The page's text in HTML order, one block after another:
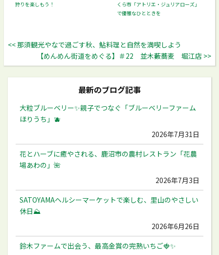
狩りを楽しもう！
くら市「アトリエ・ジュリアローズ」
で優雅なひとときを
<< 那須観光やなで過ごす秋、鮎料理と自然を満喫しよう
【めんめん街道をめぐる】＃22 並木藪蕎麦 堀江店 >>
最新のブログ記事
大粒ブルーベリー✨️親子でつなぐ「ブルーベリーファーム
ほりうち」🫐
2026年7月31日
花とハーブに癒やされる、鹿沼市の農村レストラン「花農
場あわの」🌺
2026年7月3日
SATOYAMAヘルシーマーケットで楽しむ、里山のやさしい
休日⛰️
2026年6月26日
鈴木ファームで出会う、最高金賞の完熟いちご🍓✨